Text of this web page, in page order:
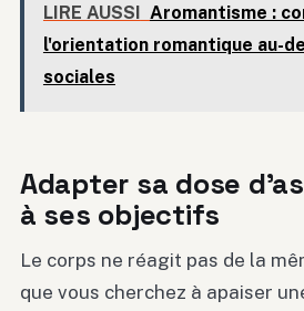
LIRE AUSSI Aromantisme :
l'orientation romantique au-
sociales
Adapter sa dose
à ses objectifs
Le corps ne réagit pas de la
que vous cherchez à apaiser